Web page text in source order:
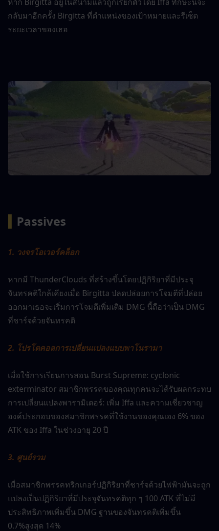
กลับมาอีกครั้ง Birgitta ที่ตำแหน่งของเป้าหมายและรีเซ็ต
ระยะเวลาของเธอ
Passives
1. วงจรโอเวอร์คล็อก
หากมี ThunderClouds ที่สร้างขึ้นโดยปฏิกิริยาที่มีประจุ
จันทรคติใกล้เคียงเมื่อ Birgitta ปลดปล่อยการโจมตีที่ปล่อย
ออกมาเธอจะเริ่มการโจมตีเพิ่มเติม DMG นี้ถือว่าเป็น DMG
ที่ชาร์จด้วยจันทรคติ
2. โปรโตคอลการเปลี่ยนแปลงแบบพาโนรามา
เมื่อใช้การเรียนการสอน Burst Supreme: cyclonic
exterminator สมาชิกพรรคของคุณทุกคนจะได้รับผลกระทบ
การเปลี่ยนแปลงพารามิเตอร์: เพิ่ม Iffa และความเชี่ยวชาญ
องค์ประกอบของสมาชิกพรรคที่ใช้งานของคุณเอง 6% ของ
ATK ของ Iffa ในช่วงอายุ 20 ปี
3. ศูนย์รวม
เมื่อสมาชิกพรรคทริกเกอร์ปฏิกิริยาที่ชาร์จด้วยไฟฟ้ามันจะถูก
แปลงเป็นปฏิกิริยาที่มีประจุจันทรคติทุก ๆ 100 ATK ที่ไม่มี
ประสิทธิภาพเพิ่มขึ้น DMG ฐานของจันทรคติเพิ่มขึ้น
0.7%สูงสุด 14%